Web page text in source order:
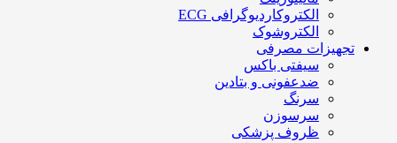
الکتروکاردیوگرافی ECG
الکتروشوک
تجهیزات مصرفی
سیفتی باکس
ضدعفونی و بتادین
سرنگ
سرسوزن
ظروف پزشکی